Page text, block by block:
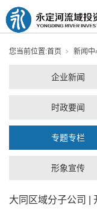
您当前位置:首页 新闻中
企业新闻
时政要闻
专题专栏
形象宣传
大同区域分子公司 |